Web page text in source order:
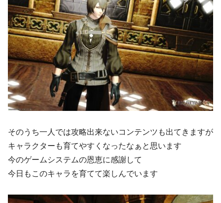
そのうち一人では攻略出来ないコンテンツも出てきますが
キャラクターも育てやすくなったなぁと思います
今のゲームシステムの恩恵に感謝して
今日もこのキャラを育てて楽しんでいます